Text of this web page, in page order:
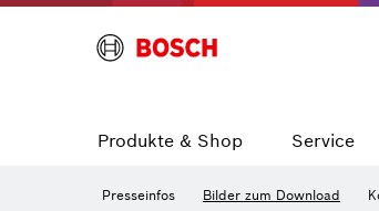
Produkte & Shop Service
Presseinfos Bilder zum Download